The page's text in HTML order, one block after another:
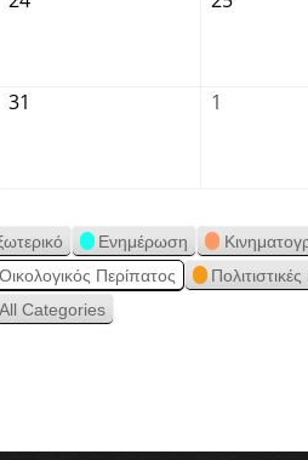
31 1
Ενημέρωση
Οικολογικός Περίπατος
All Categories